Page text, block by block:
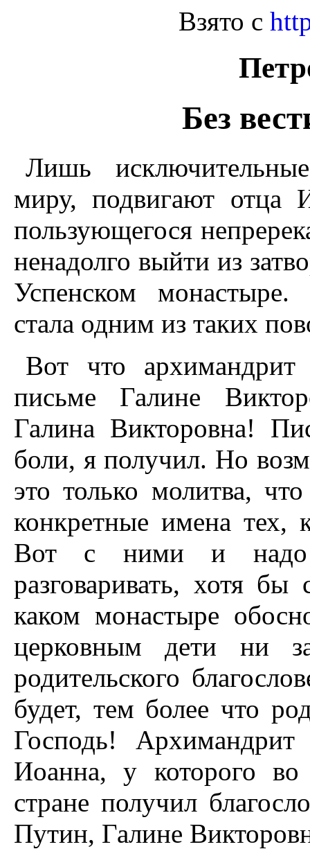
Взято с
Без
Лишь
миру, подвигают отца
пользующегося
ненадолго выйти из
Успенском
стала одним из таких
Вот что
письме Галине
Галина Викторовна!
боли, я получил. Но
это только молитва,
конкретные имена тех,
Вот с ними и надо
разговаривать, хотя
каком монастыре
церковным дети ни
родительского
будет, тем более что
Господь! Архимандрит
Иоанна, у которого
стране получил
Путин, Галине